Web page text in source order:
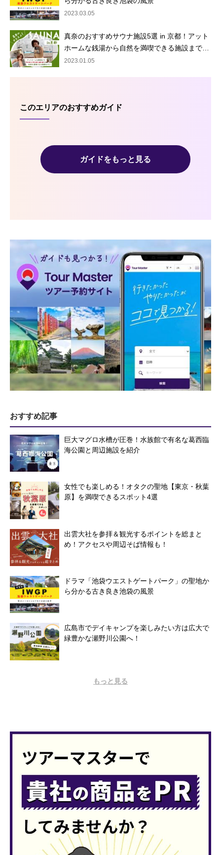
2023.03.05
真奈のおすすめサウナ施設5選 in 京都！アット
ホームな銭湯から自然を満喫できる施設まで…
2023.01.05
このエリアのおすすめガイド
ガイドをもっと見る
おすすめ記事
巨大マグロ水槽が圧巻！水族館で有名な葛西臨
海公園と周辺施設を紹介
女性でも楽しめる！オタクの聖地【東京・秋葉
原】を満喫できるスポット4選
出雲大社を参拝＆観光するポイントを総まと
め！アクセスや周辺そば情報も！
ドラマ「池袋ウエストゲートパーク」の聖地か
ら分かる古き良き池袋の風景
広島市でデイキャンプを楽しみたい方は広大で
緑豊かな瀬野川公園へ！
もっと見る